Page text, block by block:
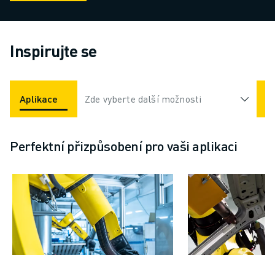
Inspirujte se
Aplikace Odvětví
Zde vyberte další možnosti
Perfektní přizpůsobení pro vaši aplikaci